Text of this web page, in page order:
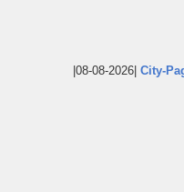
|08-08-2026| City-